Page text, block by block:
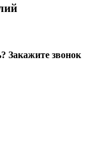
Закажите звонок